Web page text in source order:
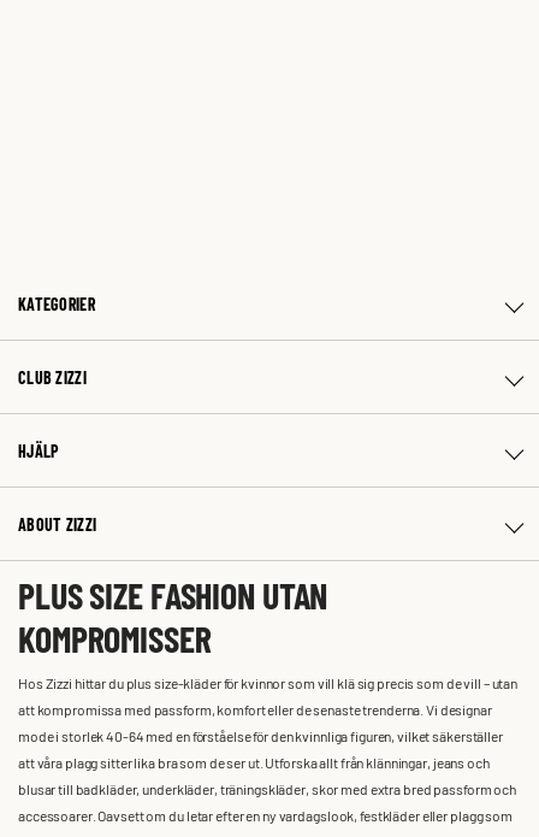
KATEGORIER
CLUB ZIZZI
HJÄLP
ABOUT ZIZZI
PLUS SIZE FASHION UTAN
KOMPROMISSER
Hos Zizzi hittar du plus size-kläder för kvinnor som vill klä sig precis som de vill – utan
att kompromissa med passform, komfort eller de senaste trenderna. Vi designar
mode i storlek 40-64 med en förståelse för den kvinnliga figuren, vilket säkerställer
att våra plagg sitter lika bra som de ser ut. Utforska allt från klänningar, jeans och
blusar till badkläder, underkläder, träningskläder, skor med extra bred passform och
accessoarer. Oavsett om du letar efter en ny vardagslook, festkläder eller plagg som